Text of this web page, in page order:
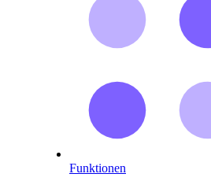
Funktionen